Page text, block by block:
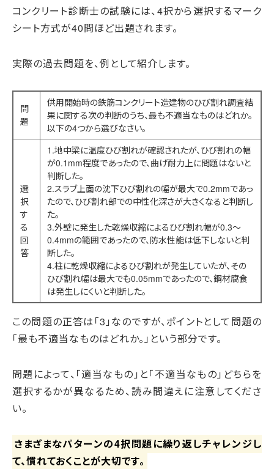
コンクリート診断士の試験には、4択から選択するマーク
シート方式が40問ほど出題されます。
実際の過去問題を、例として紹介します。
問
題
供用開始時の鉄筋コンクリート造建物のひび割れ調査結
果に関する次の判断のうち、最も不適当なものはどれか。
以下の4つから選びなさい。
選
択
す
る
回
答
1.地中梁に温度ひび割れが確認されたが、ひび割れの幅
が0.1mm程度であったので、曲げ耐力上に問題はないと
判断した。
2.スラブ上面の沈下ひび割れの幅が最大で0.2mmであっ
たので、ひび割れ部での中性化深さが大きくなると判断し
た。
3.外壁に発生した乾燥収縮によるひび割れ幅が0.3～
0.4mmの範囲であったので、防水性能は低下しないと判
断した。
4.柱に乾燥収縮によるひび割れが発生していたが、その
ひび割れ幅は最大でも0.05mmであったので、鋼材腐食
は発生しにくいと判断した。
この問題の正答は「3」なのですが、ポイントとして問題の
「最も不適当なものはどれか。」という部分です。
問題によって、「適当なもの」と「不適当なもの」どちらを
選択するかが異なるため、読み間違えに注意してくださ
い。
さまざまなパターンの4択問題に繰り返しチャレンジし
て、慣れておくことが大切です。